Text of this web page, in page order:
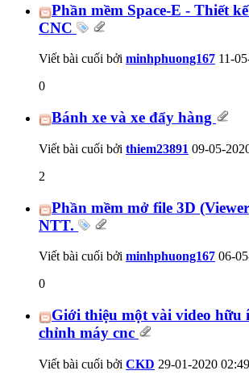
Phần mềm Space-E - Thiết
CNC
Viết bài cuối bởi minhphuong167 11-
0
Bánh xe và xe đẩy hàng
Viết bài cuối bởi thiem23891 09-05-
2
Phần mềm mở file 3D
NTT.
Viết bài cuối bởi minhphuong167 06-
0
Giới thiệu một vài video hữu
chỉnh máy cnc
Viết bài cuối bởi CKD 29-01-2020